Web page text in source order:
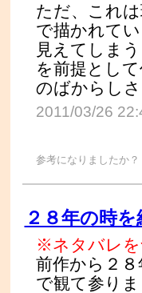
ただ、これ
で描かれて
見えてしま
を前提とし
のばからし
2011/03/26
参考になりましたか？
２８年の時
※ネタバレを
前作から２
で観て参りま